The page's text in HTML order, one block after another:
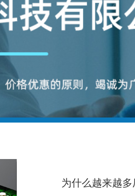
为什么越来越